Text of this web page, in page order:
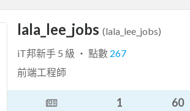
lala_lee_jobs (lala_lee_jobs)
iT邦新手 5 級 ‧ 點數 267
前端工程師
1 60